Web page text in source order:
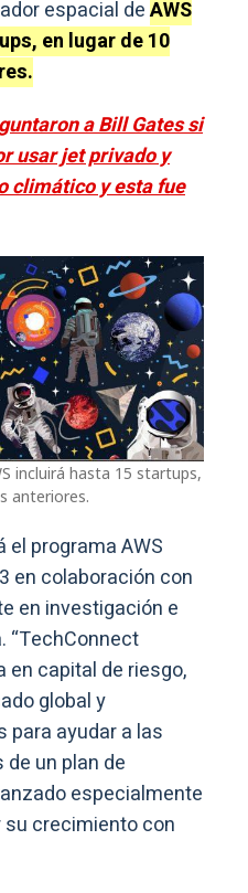
espacial deAWS
en lugar de 10
a Bill Gates si
usar jet privado y
climático y esta fue
incluirá hasta 15 startups,
anteriores.
el programa AWS
en colaboración con
en investigación e
“TechConnect
en capital de riesgo,
global y
para ayudar a las
un plan de
especialmente
crecimiento con